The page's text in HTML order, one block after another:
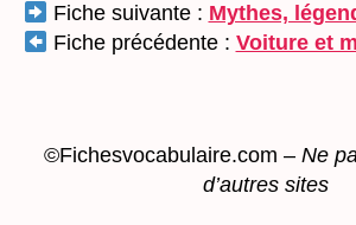
Fiche suivante : Mythes,
Fiche précédente : Voiture et
©Fichesvocabulaire.com – Ne
d’autres sites